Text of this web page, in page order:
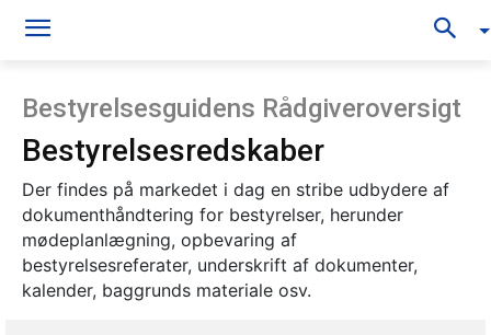
Bestyrelsesguidens Rådgiveroversigt
Bestyrelsesredskaber
Der findes på markedet i dag en stribe udbydere af
dokumenthåndtering for bestyrelser, herunder
mødeplanlægning, opbevaring af
bestyrelsesreferater, underskrift af dokumenter,
kalender, baggrunds materiale osv.